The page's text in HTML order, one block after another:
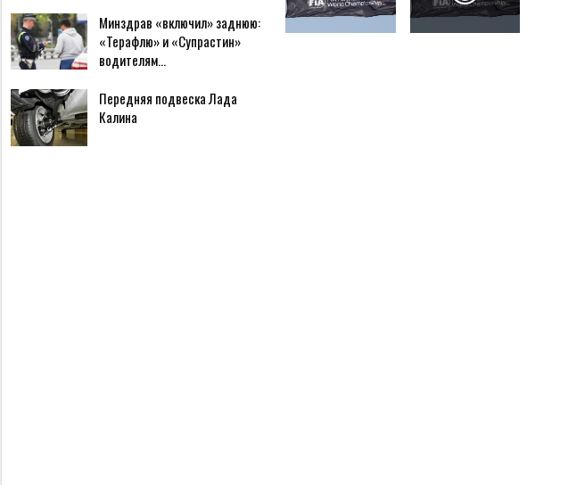
Минздрав «включил» заднюю:
«Терафлю» и «Супрастин»
водителям…
Передняя подвеска Лада
Калина